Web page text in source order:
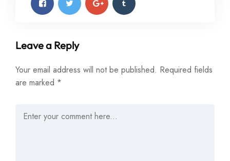
Leave a Reply
Your email address will not be published. Required fields
are marked *